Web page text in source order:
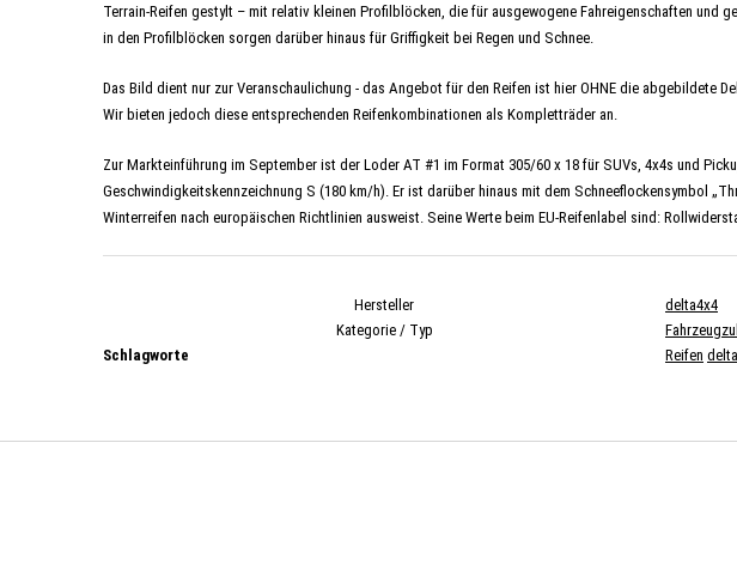
Terrain-Reifen gestylt – mit relativ kleinen Profilblöcken, die für ausgewogene Fahreigenschaften und
in den Profilblöcken sorgen darüber hinaus für Griffigkeit bei Regen und Schnee.
Das Bild dient nur zur Veranschaulichung - das Angebot für den Reifen ist hier OHNE die abgebildete
Wir bieten jedoch diese entsprechenden Reifenkombinationen als Kompletträder an.
Zur Markteinführung im September ist der Loder AT #1 im Format 305/60 x 18 für SUVs, 4x4s und
Geschwindigkeitskennzeichnung S (180 km/h). Er ist darüber hinaus mit dem Schneeflockensymbol
Winterreifen nach europäischen Richtlinien ausweist. Seine Werte beim EU-Reifenlabel sind:
Hersteller
delta4x4
Kategorie / Typ
Schlagworte
Reifen